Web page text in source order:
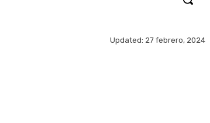
Updated: 27 febrero, 2024